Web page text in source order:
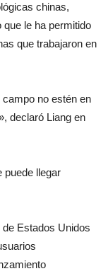
chinas,
que le ha permitido
que trabajaron en
no estén en
declaró Liang en
puede llegar
Estados Unidos